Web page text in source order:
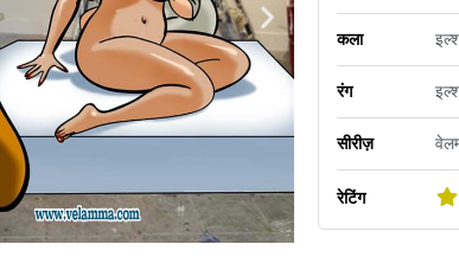
कला
रंग
सीरीज़
रेटिंग